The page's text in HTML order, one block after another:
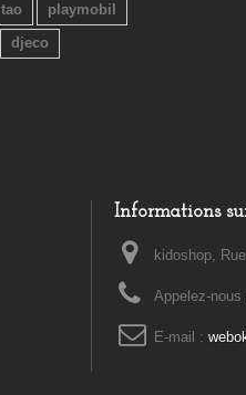
tao
playmobil
djeco
Informations
kidoshop,
Appelez-nous
E-mail :